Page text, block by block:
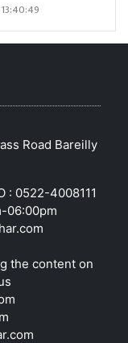
Road Bareilly
: 0522-4008111
06:00pm
the content on